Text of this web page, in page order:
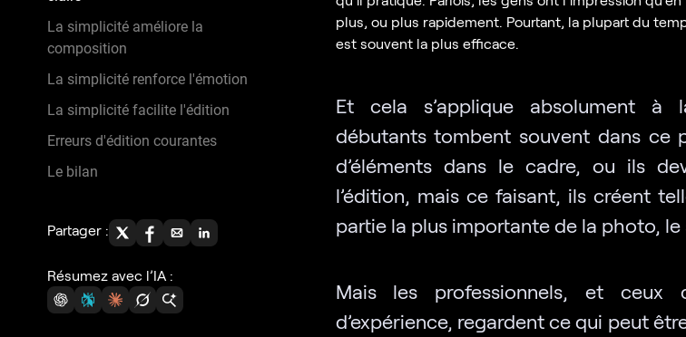
La simplicité améliore la
composition
La simplicité renforce l'émotion
La simplicité facilite l'édition
Erreurs d'édition courantes
Le bilan
Partager :
Résumez avec l’IA :
plus, ou plus rapidement. Pourtant, la plupart du
est souvent la plus efficace.
Et cela s’applique absolument à
débutants tombent souvent dans ce
d’éléments dans le cadre, ou ils
l’édition, mais ce faisant, ils créent
partie la plus importante de la photo, le
Mais les professionnels, et ceux
d’expérience, regardent ce qui peut